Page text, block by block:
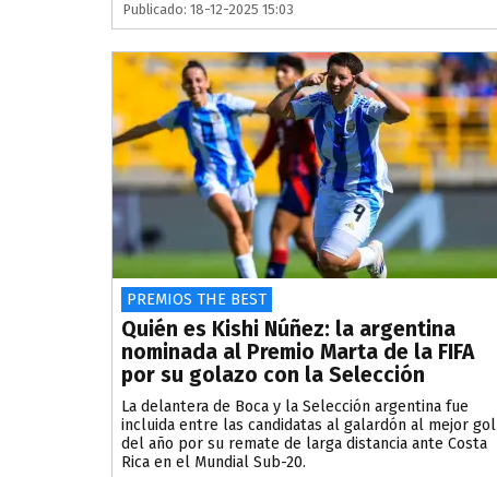
Publicado: 18-12-2025 15:03
PREMIOS THE BEST
Quién es Kishi Núñez: la argentina
nominada al Premio Marta de la FIFA
por su golazo con la Selección
La delantera de Boca y la Selección argentina fue
incluida entre las candidatas al galardón al mejor gol
del año por su remate de larga distancia ante Costa
Rica en el Mundial Sub-20.